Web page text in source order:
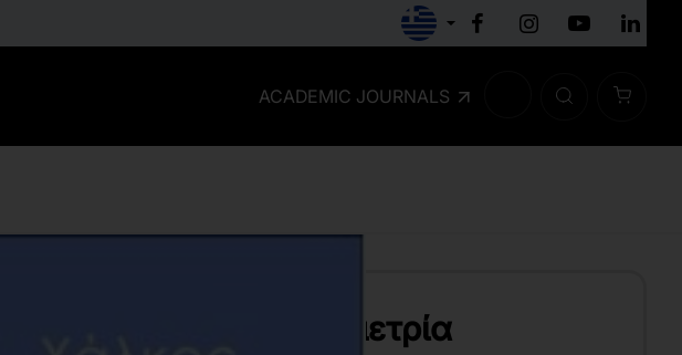
ACADEMIC JOURNALS
Υπολογιστική Οικονομετρία